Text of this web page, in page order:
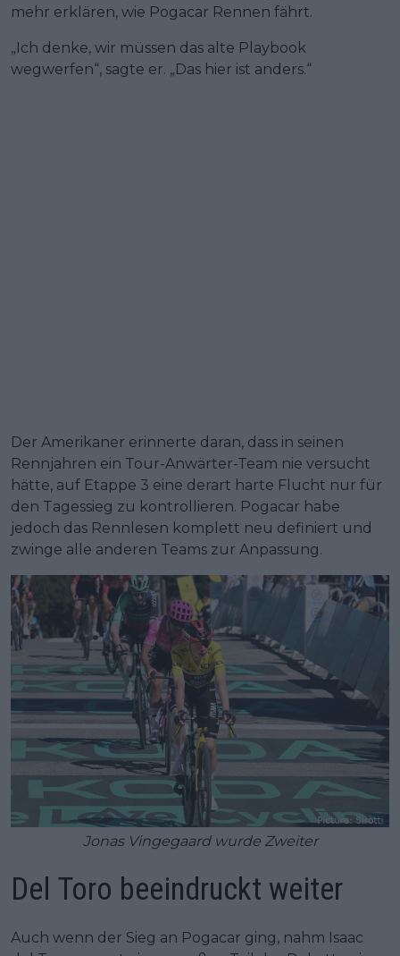
mehr erklären, wie Pogacar Rennen fährt.
„Ich denke, wir müssen das alte Playbook
wegwerfen“, sagte er. „Das hier ist anders.“
Der Amerikaner erinnerte daran, dass in seinen
Rennjahren ein Tour-Anwärter-Team nie versucht
hätte, auf Etappe 3 eine derart harte Flucht nur für
den Tagessieg zu kontrollieren. Pogacar habe
jedoch das Rennlesen komplett neu definiert und
zwinge alle anderen Teams zur Anpassung.
Jonas Vingegaard wurde Zweiter
Del Toro beeindruckt weiter
Auch wenn der Sieg an Pogacar ging, nahm Isaac